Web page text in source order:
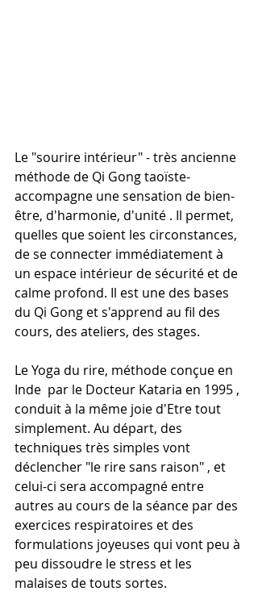
Le "sourire intérieur" - très ancienne
méthode de Qi Gong taoïste-
accompagne une sensation de bien-
être, d'harmonie, d'unité . Il permet,
quelles que soient les circonstances,
de se connecter immédiatement à
un espace intérieur de sécurité et de
calme profond. Il est une des bases
du Qi Gong et s'apprend au fil des
cours, des ateliers, des stages.
Le Yoga du rire, méthode conçue en
Inde  par le Docteur Kataria en 1995 ,
conduit à la même joie d'Etre tout
simplement. Au départ, des
techniques très simples vont
déclencher "le rire sans raison" , et
celui-ci sera accompagné entre
autres au cours de la séance par des
exercices respiratoires et des
formulations joyeuses qui vont peu à
peu dissoudre le stress et les
malaises de touts sortes.